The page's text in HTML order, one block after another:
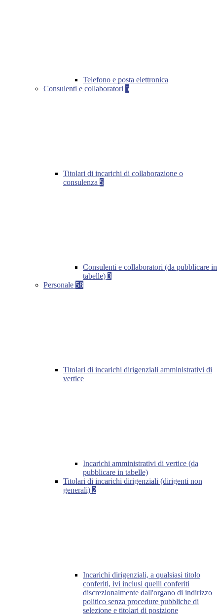
Telefono e posta elettronica
Consulenti e collaboratori 5
Titolari di incarichi di collaborazione o
consulenza 5
Consulenti e collaboratori (da pubblicare in
tabelle) 3
Personale 58
Titolari di incarichi dirigenziali amministrativi di
vertice
Incarichi amministrativi di vertice (da
pubblicare in tabelle)
Titolari di incarichi dirigenziali (dirigenti non
generali) 2
Incarichi dirigenziali, a qualsiasi titolo
conferiti, ivi inclusi quelli conferiti
discrezionalmente dall'organo di indirizzo
politico senza procedure pubbliche di
selezione e titolari di posizione